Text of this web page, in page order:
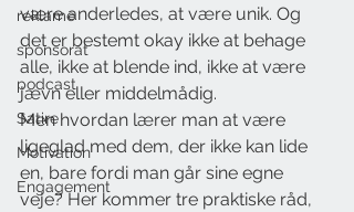
reklame
sponsorat
podcast
Satire
Motivation
Engagement
være anderledes, at være unik. Og
det er bestemt okay ikke at behage
alle, ikke at blende ind, ikke at være
jævn eller middelmådig.
Men hvordan lærer man at være
ligeglad med dem, der ikke kan lide
en, bare fordi man går sine egne
veje? Her kommer tre praktiske råd,